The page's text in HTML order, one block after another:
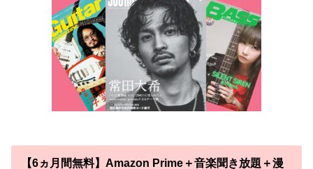
【6ヵ月間無料】Amazon Prime＋音楽聞き放題＋漫